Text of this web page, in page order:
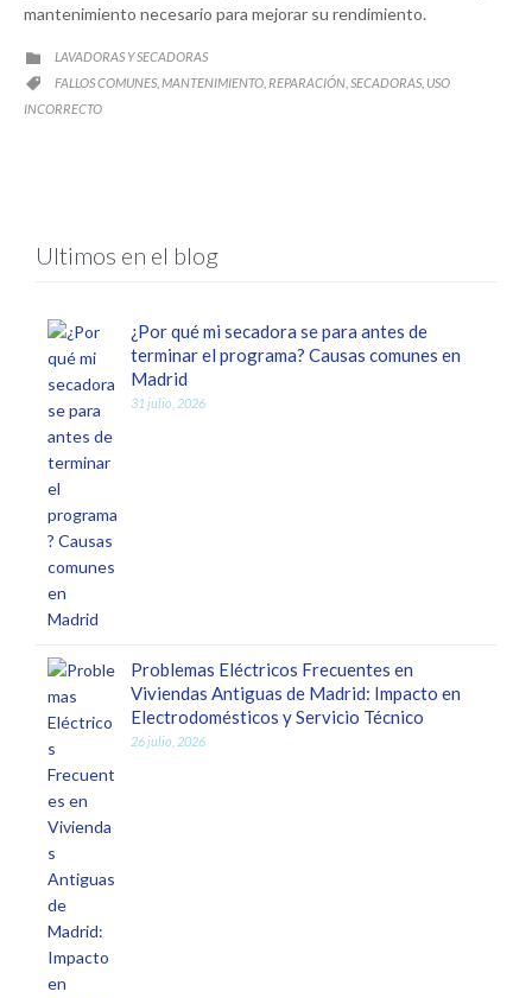
mantenimiento necesario para mejorar su rendimiento.
 CATEGORY
LAVADORAS Y SECADORAS

CATEGORY
FALLOS COMUNES MANTENIMIENTO REPARACIÓN SECADORAS USO
INCORRECTO
Ultimos en el blog
¿Por qué mi secadora se para antes de
terminar el programa? Causas comunes en
Madrid
31 julio, 2026
Problemas Eléctricos Frecuentes en
Viviendas Antiguas de Madrid: Impacto en
Electrodomésticos y Servicio Técnico
26 julio, 2026